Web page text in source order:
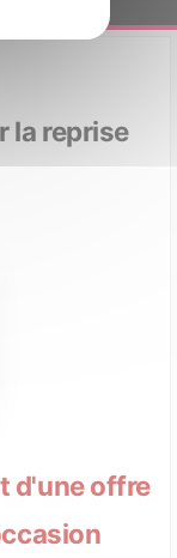
la reprise
d'une offre